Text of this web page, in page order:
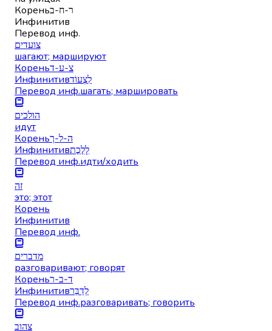
Кореньר-ח-ב
Инфинитив
Перевод инф.
צועדים
шагают; маршируют
Кореньצ-ע-ד
Инфинитивלִצְעוֹד
Перевод инф.шагать; маршировать
הולכים
идут
Кореньה-ל-ך
Инфинитивלָלֶכֶת
Перевод инф.идти/ходить
זה
это; этот
Корень
Инфинитив
Перевод инф.
מדברים
разговаривают; говорят
Кореньד-ב-ר
Инфинитивלְדַבֵּר
Перевод инф.разговаривать; говорить
צהוב